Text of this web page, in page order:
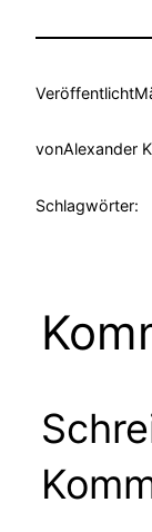
Veröffentlicht
vonAlexander
Schlagwörter: